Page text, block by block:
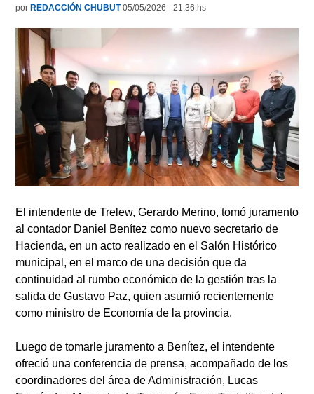
por REDACCIÓN CHUBUT05/05/2026 - 21.36.hs
El intendente de Trelew, Gerardo Merino, tomó juramento
al contador Daniel Benítez como nuevo secretario de
Hacienda, en un acto realizado en el Salón Histórico
municipal, en el marco de una decisión que da
continuidad al rumbo económico de la gestión tras la
salida de Gustavo Paz, quien asumió recientemente
como ministro de Economía de la provincia.
Luego de tomarle juramento a Benítez, el intendente
ofreció una conferencia de prensa, acompañado de los
coordinadores del área de Administración, Lucas